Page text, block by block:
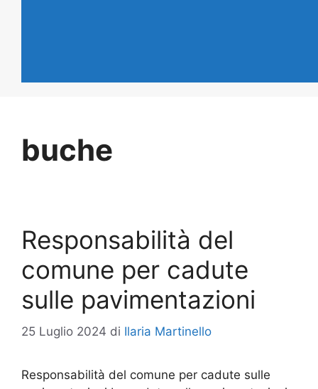
buche
Responsabilità del
comune per cadute
sulle pavimentazioni
25 Luglio 2024 di Ilaria Martinello
Responsabilità del comune per cadute sulle